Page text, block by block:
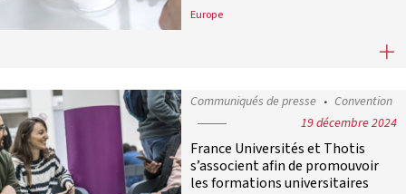
Europe
Recommandations de France
Communiqués de presse
Convention
19 décembre 2024
France Universités et Thotis
s’associent afin de promouvoir
les formations universitaires